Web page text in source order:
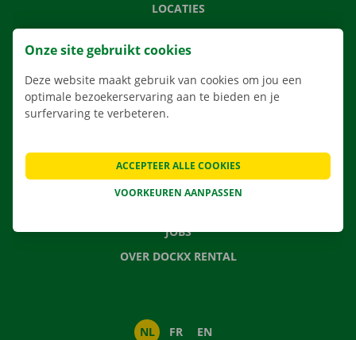
LOCATIES
APP
VERHUISOPLOSSINGEN
VEELGESTELDE VRAGEN
NIEUWS
JOBS
OVER DOCKX RENTAL
NL FR EN
Onze site gebruikt cookies
Deze website maakt gebruik van cookies om jou een
optimale bezoekerservaring aan te bieden en je
surfervaring te verbeteren.
VOORKEUREN AANPASSEN
ACCEPTEER ALLE COOKIES